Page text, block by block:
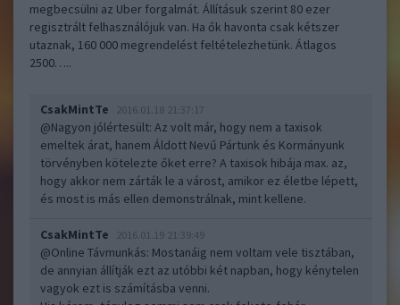
megbecsülni az Uber forgalmát. Állításuk szerint 80 ezer
regisztrált felhasználójuk van. Ha ők havonta csak kétszer
utaznak, 160 000 megrendelést feltételezhetünk. Átlagos
2500…..
CsakMintTe 2016.01.18 21:37:17
@Nagyon jólértesült: Az volt már, hogy nem a taxisok
emeltek árat, hanem Áldott Nevű Pártunk és Kormányunk
törvényben kötelezte őket erre? A taxisok hibája max. az,
hogy akkor nem zárták le a várost, amikor ez életbe lépett,
és most is más ellen demonstrálnak, mint kellene.
CsakMintTe 2016.01.19 21:39:49
@Online Távmunkás: Mostanáig nem voltam vele tisztában,
de annyian állítják ezt az utóbbi két napban, hogy kénytelen
vagyok ezt is számításba venni.